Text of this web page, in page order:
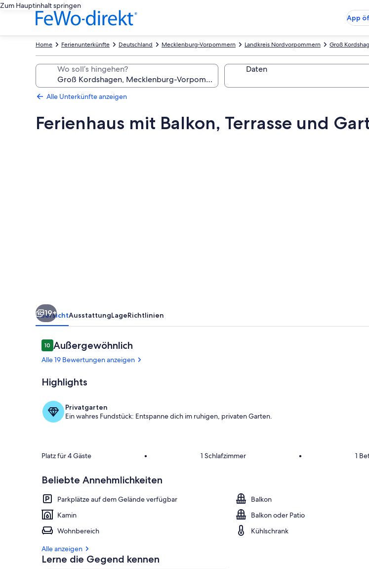
Zum Hauptinhalt springen
App
Groß
Landkreis Nordvorpommern
Mecklenburg-Vorpommern
Deutschland
Ferienunterkünfte
Home
Wo soll’s hingehen? Daten
Alle Unterkünfte anzeigen
Ferienhaus mit Balkon, Terrasse und
19+
ÜbersichtAusstattungLageRichtlinien
Bewertungen
1010 von 10.
Außergewöhnlich
Alle 19 Bewertungen anzeigen
Highlights
Privatgarten
Ein wahres Fundstück: Entspanne dich im ruhigen, privaten Garten.
Platz für 4 Gäste • 1 Schlafzimmer • 1
Beliebte Annehmlichkeiten
Parkplätze auf dem Gelände verfügbar
Balkon
Kamin
Balkon oder Patio
Wohnbereich
Kühlschrank
Alle anzeigen
Lerne die Gegend kennen